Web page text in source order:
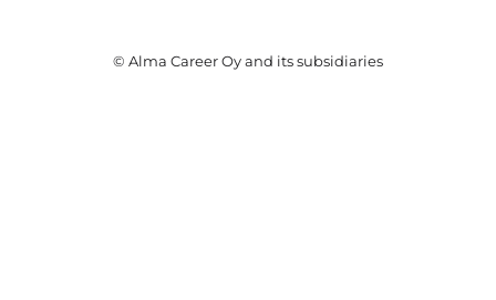
© Alma Career Oy and its subsidiaries